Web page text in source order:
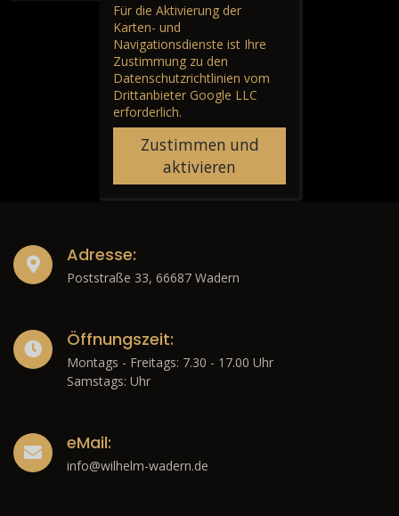
Für die Aktivierung der
Karten- und
Navigationsdienste ist Ihre
Zustimmung zu den
Datenschutzrichtlinien vom
Drittanbieter Google LLC
erforderlich.
Zustimmen und
aktivieren
Adresse:
Poststraße 33, 66687 Wadern
Öffnungszeit:
Montags - Freitags: 7.30 - 17.00 Uhr
Samstags: Uhr
eMail:
info@wilhelm-wadern.de